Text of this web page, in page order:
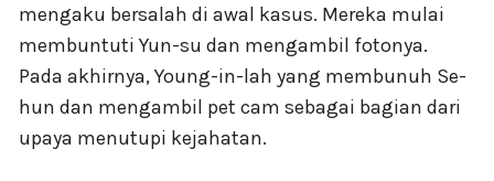
mengaku bersalah di awal kasus. Mereka mulai
membuntuti Yun-su dan mengambil fotonya.
Pada akhirnya, Young-in-lah yang membunuh Se-
hun dan mengambil pet cam sebagai bagian dari
upaya menutupi kejahatan.